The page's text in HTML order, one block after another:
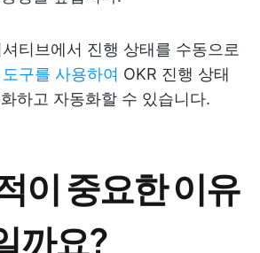
티브에서 진행 상태를 수동으로
구를 사용하여 OKR 진행 상태
하고 자동화할 수 있습니다.
이 중요한 이유
까요?